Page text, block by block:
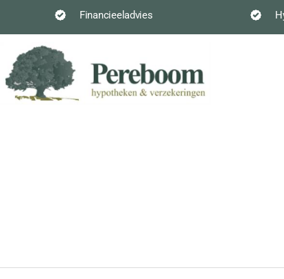
Financieeladvies